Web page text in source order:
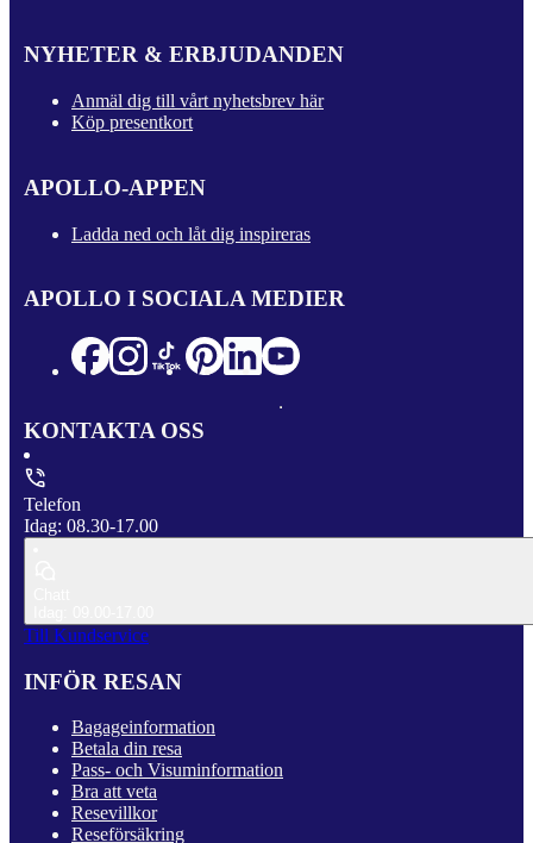
NYHETER & ERBJUDANDEN
Anmäl dig till vårt nyhetsbrev här
Köp presentkort
APOLLO-APPEN
Ladda ned och låt dig inspireras
APOLLO I SOCIALA MEDIER
KONTAKTA OSS
Telefon
Idag: 08.30-17.00
Till Kundservice
INFÖR RESAN
Bagageinformation
Betala din resa
Pass- och Visuminformation
Bra att veta
Resevillkor
Reseförsäkring